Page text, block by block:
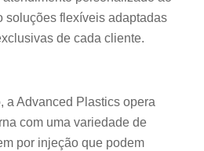
soluções flexíveis adaptadas
de cada cliente.
a Advanced Plastics opera
com uma variedade de
por injeção que podem